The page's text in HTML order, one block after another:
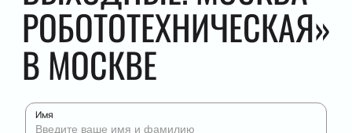
РОБОТОТЕХНИЧЕСКАЯ»
В МОСКВЕ
Имя